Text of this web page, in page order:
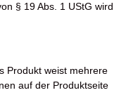
§ 19 Abs. 1 UStG wird
Produkt weist mehrere
auf der Produktseite